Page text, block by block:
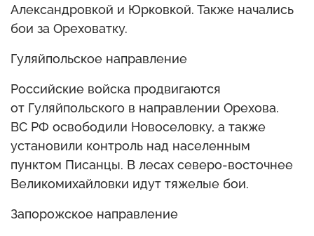
Александровкой и Юрковкой. Также начались
бои за Ореховатку.
Гуляйпольское направление
Российские войска продвигаются
от Гуляйпольского в направлении Орехова.
ВС РФ освободили Новоселовку, а также
установили контроль над населенным
пунктом Писанцы. В лесах северо-восточнее
Великомихайловки идут тяжелые бои.
Запорожское направление